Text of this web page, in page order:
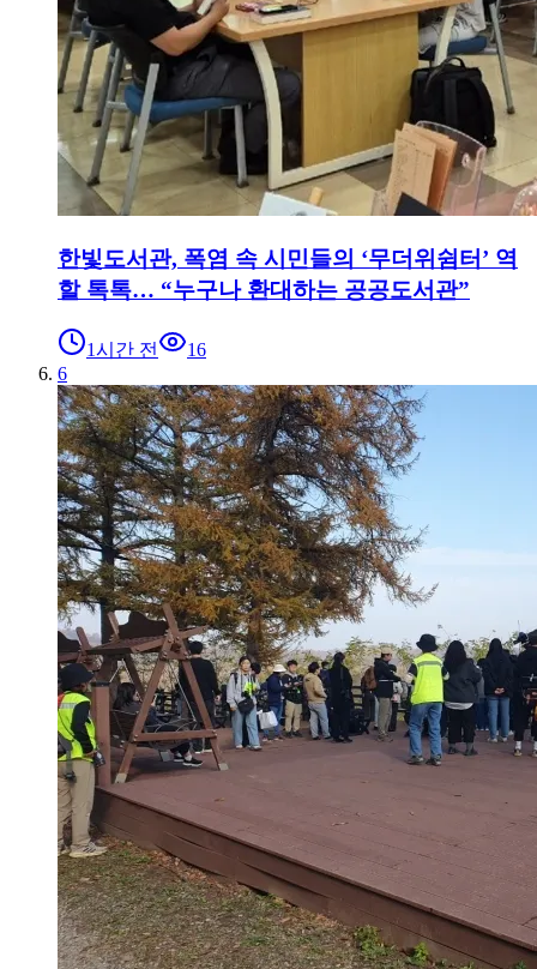
한빛도서관, 폭염 속 시민들의 ‘무더위쉼터’ 역
할 톡톡… “누구나 환대하는 공공도서관”
1시간 전
16
6